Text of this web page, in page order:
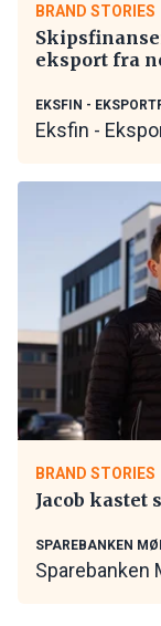
BRAND STORIES
eksport fra
EKSFIN -
Eksfin -
BRAND STORIES
Jacob kastet
SPAREBANKEN
Sparebanken